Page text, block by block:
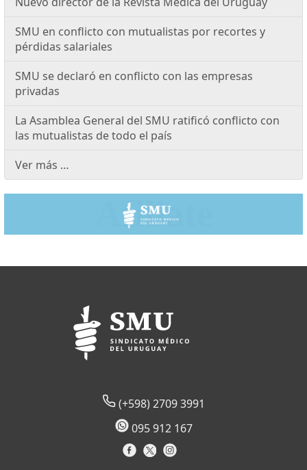
SMU en conflicto con mutualistas por recortes y
pérdidas salariales
SMU se declaró en conflicto con las empresas
privadas
La Asamblea General del SMU ratificó conflicto con
las mutualistas de todo el país
Ver más …
(+598) 2709 3991
095 912 167